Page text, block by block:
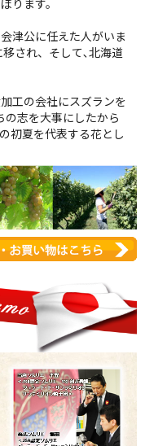
ります。
津公に任えた人がいま
され、そして､北海道
工の会社にスズランを
の志を大事にしたから
初夏を代表する花とし